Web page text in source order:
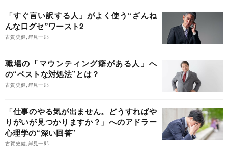
「すぐ言い訳する人」がよく使う“ざんね
んな口グセ”ワースト2
古賀史健,岸見一郎
職場の「マウンティング癖がある人」へ
の“ベストな対処法”とは？
古賀史健,岸見一郎
「仕事のやる気が出ません。どうすればや
りがいが見つかりますか？」へのアドラー
心理学の“深い回答”
古賀史健,岸見一郎